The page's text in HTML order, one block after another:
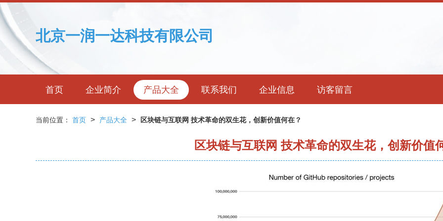
北京一润一达科技有限公司
首页 企业简介 产品大全 联系我们 企业信息 访客留言
当前位置： 首页 > 产品大全 > 区块链与互联网 技术革命的双生花，创新价值何在？
区块链与互联网 技术革命的双生花，创新价值